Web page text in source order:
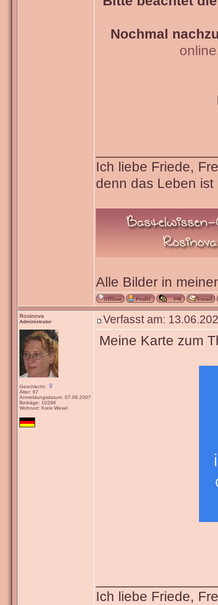
Nochmal
Ich liebe Friede,
denn das Leben
Alle Bilder in
Rosinova
Administrator
Geschlecht:
Alter: 67
Anmeldungsdatum: 07.08.2007
Beiträge: 10296
Wohnort: Kreis Wesel
Verfasst am:
Meine Karte zum
Ich liebe Friede,